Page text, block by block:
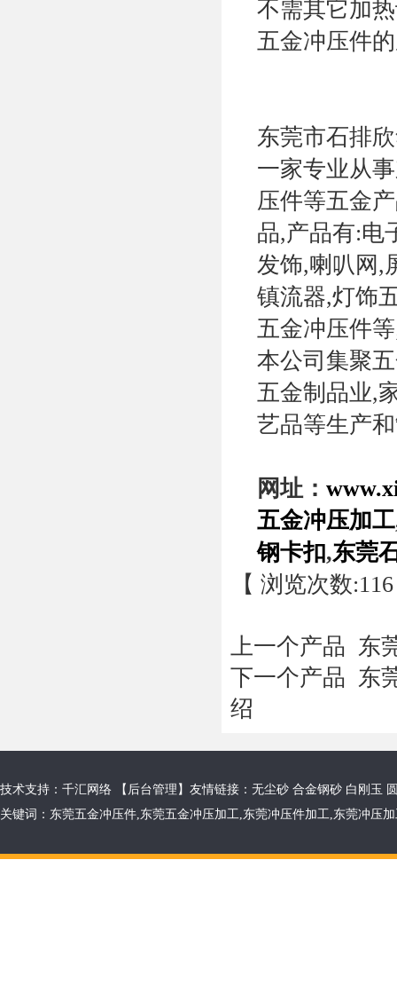
不需其它加
五金冲压件
东莞市石排
一家专业从
压件等五金
品,产品有:电
发饰,喇叭网,
镇流器,灯饰
五金冲压件
本公司集聚
五金制品业,
艺品等生产
网址：
五金冲压加工
钢卡扣,东莞
【 浏览次数:
上一个产品 东
下一个产品 东
绍
技术支持：千汇网络 【 后台管理 】友情链接： 无尘砂 合金钢砂 白刚玉
关键词： 东莞五金冲压件,东莞五金冲压加工,东莞冲压件加工,东莞冲压